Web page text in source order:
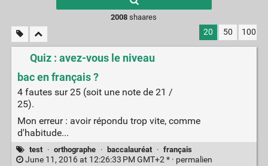
2008 shaares
20 50 100
Quiz : avez-vous le niveau
bac en français ?
4 fautes sur 25 (soit une note de 21 /
25).
Mon erreur : avoir répondu trop vite, comme
d'habitude...
test · orthographe · baccalauréat · français
June 11, 2016 at 12:26:33 PM GMT+2 * · permalien